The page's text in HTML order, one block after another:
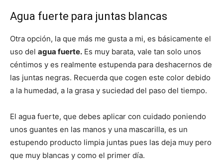
Agua fuerte para juntas blancas
Otra opción, la que más me gusta a mi, es básicamente el
uso del agua fuerte. Es muy barata, vale tan solo unos
céntimos y es realmente estupenda para deshacernos de
las juntas negras. Recuerda que cogen este color debido
a la humedad, a la grasa y suciedad del paso del tiempo.
El agua fuerte, que debes aplicar con cuidado poniendo
unos guantes en las manos y una mascarilla, es un
estupendo producto limpia juntas pues las deja muy pero
que muy blancas y como el primer día.